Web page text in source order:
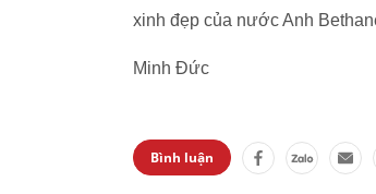
xinh đẹp của nước Anh
Minh Đức
Bình luận